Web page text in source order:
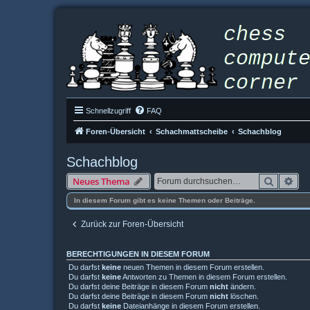
Schnellzugriff FAQ
Foren-Übersicht Schachmattscheibe Schachblog
Schachblog
Neues Thema Suche
In diesem Forum gibt es keine Themen oder Beiträge.
Zurück zur Foren-Übersicht
BERECHTIGUNGEN IN DIESEM FORUM
Du darfst keine neuen Themen in diesem Forum erstellen.
Du darfst keineAntworten zu Themen in diesem Forum erstellen.
Du darfst deine Beiträge in diesem Forum nicht ändern.
Du darfst deine Beiträge in diesem Forum nicht löschen.
Du darfst keine Dateianhänge in diesem Forum erstellen.